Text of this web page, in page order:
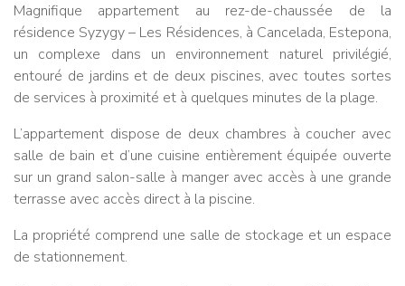
Magnifique appartement au rez-de-chaussée de la
résidence Syzygy – Les Résidences, à Cancelada, Estepona,
un complexe dans un environnement naturel privilégié,
entouré de jardins et de deux piscines, avec toutes sortes
de services à proximité et à quelques minutes de la plage.
L’appartement dispose de deux chambres à coucher avec
salle de bain et d’une cuisine entièrement équipée ouverte
sur un grand salon-salle à manger avec accès à une grande
terrasse avec accès direct à la piscine.
La propriété comprend une salle de stockage et un espace
de stationnement.